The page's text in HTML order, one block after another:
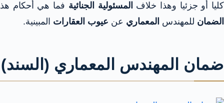
كليا أو جزئيا وهذا خلاف المسئولية الجنائية فما هي أحكام هذ
الضمان للمهندس المعماري عن عيوب العقارات المبينية.
ضمان المهندس المعماري (السند)